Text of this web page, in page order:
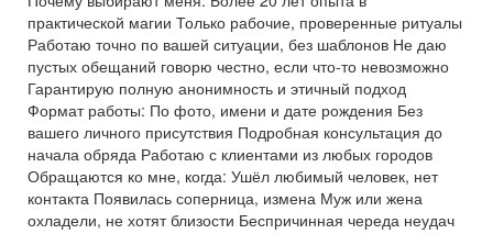
практической магии Только рабочие, проверенные ритуалы
Работаю точно по вашей ситуации, без шаблонов Не даю
пустых обещаний говорю честно, если что-то невозможно
Гарантирую полную анонимность и этичный подход
Формат работы: По фото, имени и дате рождения Без
вашего личного присутствия Подробная консультация до
начала обряда Работаю с клиентами из любых городов
Обращаются ко мне, когда: Ушёл любимый человек, нет
контакта Появилась соперница, измена Муж или жена
охладели, не хотят близости Беспричинная череда неудач